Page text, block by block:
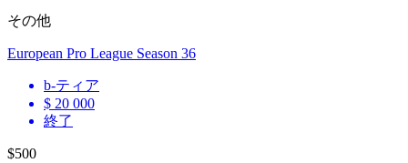
その他
European Pro League Season 36
b-ティア
$ 20 000
終了
$500